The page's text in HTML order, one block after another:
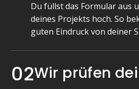
Du füllst das Formular aus
deines Projekts hoch. So
guten Eindruck von deiner
02Wir prüfen